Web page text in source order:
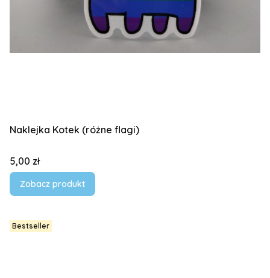
Naklejka Kotek (różne flagi)
Cena
5,00 zł
Zobacz produkt
Bestseller